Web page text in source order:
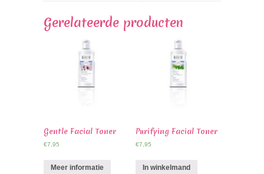
Gerelateerde producten
Gentle Facial Toner
€7,95
Meer informatie
Purifying Facial Toner
€7,95
In winkelmand